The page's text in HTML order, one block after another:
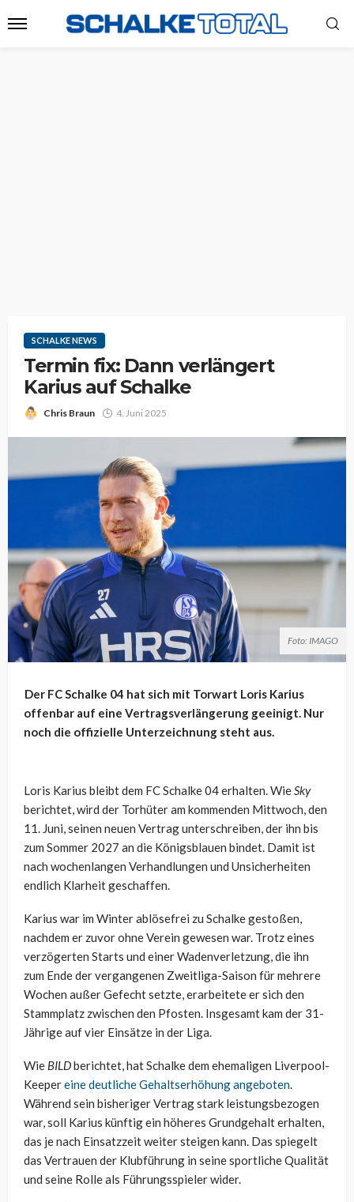
SCHALKE NEWS
Termin fix: Dann verlängert
Karius auf Schalke
Chris Braun 4. Juni 2025
Foto: IMAGO
Der FC Schalke 04 hat sich mit Torwart Loris Karius
offenbar auf eine Vertragsverlängerung geeinigt. Nur
noch die offizielle Unterzeichnung steht aus.
Loris Karius bleibt dem FC Schalke 04 erhalten. WieSky
berichtet, wird der Torhüter am kommenden Mittwoch, den
11. Juni, seinen neuen Vertrag unterschreiben, der ihn bis
zum Sommer 2027 an die Königsblauen bindet. Damit ist
nach wochenlangen Verhandlungen und Unsicherheiten
endlich Klarheit geschaffen.
Karius war im Winter ablösefrei zu Schalke gestoßen,
nachdem er zuvor ohne Verein gewesen war. Trotz eines
verzögerten Starts und einer Wadenverletzung, die ihn
zum Ende der vergangenen Zweitliga-Saison für mehrere
Wochen außer Gefecht setzte, erarbeitete er sich den
Stammplatz zwischen den Pfosten. Insgesamt kam der 31-
Jährige auf vier Einsätze in der Liga.
Wie BILDberichtet, hat Schalke dem ehemaligen Liverpool-
Keepereine deutliche Gehaltserhöhung angeboten.
Während sein bisheriger Vertrag stark leistungsbezogen
war, soll Karius künftig ein höheres Grundgehalt erhalten,
das je nach Einsatzzeit weiter steigen kann. Das spiegelt
das Vertrauen der Klubführung in seine sportliche Qualität
und seine Rolle als Führungsspieler wider.